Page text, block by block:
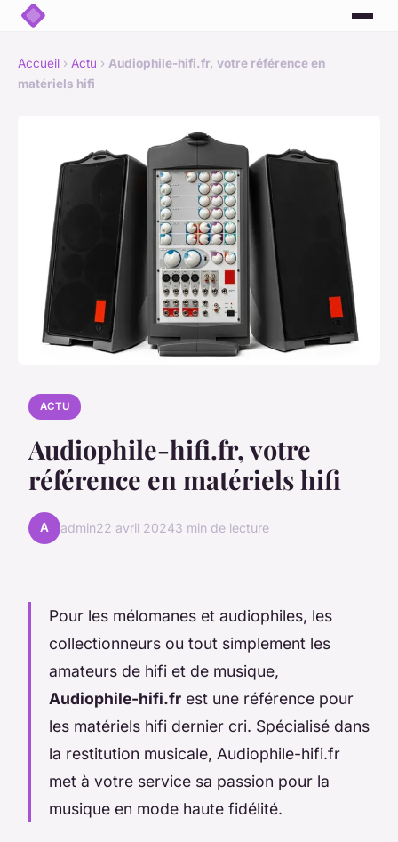
Accueil › Actu › Audiophile-hifi.fr, votre référence en
matériels hifi
ACTU
Audiophile-hifi.fr, votre
référence en matériels hifi
A admin22 avril 20243 min de lecture
Pour les mélomanes et audiophiles, les
collectionneurs ou tout simplement les
amateurs de hifi et de musique,
Audiophile-hifi.fr est une référence pour
les matériels hifi dernier cri. Spécialisé dans
la restitution musicale, Audiophile-hifi.fr
met à votre service sa passion pour la
musique en mode haute fidélité.